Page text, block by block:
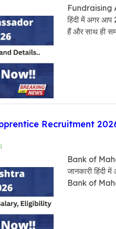
Fundraising
हिंदी में अगर
हैं और साथ ही
Recruitment 2026
Bank of
जानकारी हिंदी
Bank of